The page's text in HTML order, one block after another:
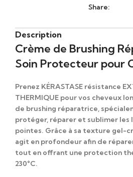
Share:
Description
Crème de Brushing
Soin Protecteur pour
Prenez KÉRASTASE résistance
THERMIQUE pour vos cheveux
de brushing réparatrice,
protéger, réparer et sublimer les
pointes. Grâce à sa texture gel-
agit en profondeur afin de
tout en offrant une protection
230°C.